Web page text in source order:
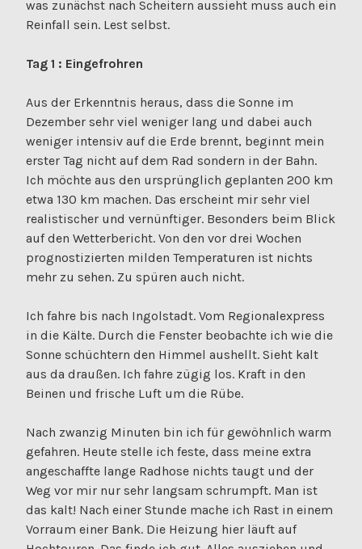
was zunächst nach Scheitern aussieht muss auch ein
Reinfall sein. Lest selbst.
Tag 1 : Eingefrohren
Aus der Erkenntnis heraus, dass die Sonne im
Dezember sehr viel weniger lang und dabei auch
weniger intensiv auf die Erde brennt, beginnt mein
erster Tag nicht auf dem Rad sondern in der Bahn.
Ich möchte aus den ursprünglich geplanten 200 km
etwa 130 km machen. Das erscheint mir sehr viel
realistischer und vernünftiger. Besonders beim Blick
auf den Wetterbericht. Von den vor drei Wochen
prognostizierten milden Temperaturen ist nichts
mehr zu sehen. Zu spüren auch nicht.
Ich fahre bis nach Ingolstadt. Vom Regionalexpress
in die Kälte. Durch die Fenster beobachte ich wie die
Sonne schüchtern den Himmel aushellt. Sieht kalt
aus da draußen. Ich fahre zügig los. Kraft in den
Beinen und frische Luft um die Rübe.
Nach zwanzig Minuten bin ich für gewöhnlich warm
gefahren. Heute stelle ich feste, dass meine extra
angeschaffte lange Radhose nichts taugt und der
Weg vor mir nur sehr langsam schrumpft. Man ist
das kalt! Nach einer Stunde mache ich Rast in einem
Vorraum einer Bank. Die Heizung hier läuft auf